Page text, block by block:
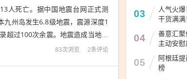
人死亡。据中国地震台网正式测
州岛发生6.8级地震，震源深度1
超过100次余震。地震造成当地大
83次浏览 2条评论
03
人气火
干货满
04
善意汇
主动安
05
阿根廷
榜